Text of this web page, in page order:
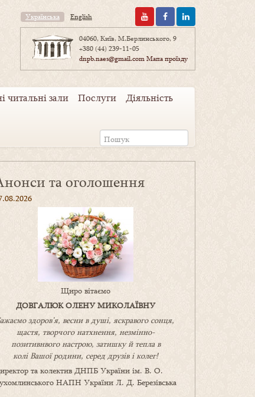
Українська English
04060, Київ, М.Берлинського, 9
+380 (44) 239-11-05
dnpb.naes@gmail.comМапа проїзду
читальні зали Послуги
Діяльність
та оголошення
Щиро вітаємо
ДОВГАЛЮК ОЛЕНУ МИКОЛАЇВНУ
здоров’я, весни в душі, яскравого сонця,
щастя, творчого натхнення, незмінно-
позитивнвого настрою, затишкуйтепла в
коліВашоїродини, серед друзів і колег!
та колектив ДНПБ України ім. В. О.
НАПН України Л. Д. Березівська